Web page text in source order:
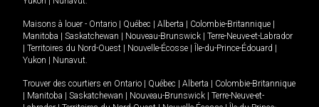
Maisons à louer - Ontario Québec Alberta Colombie-Britannique
Manitoba
Saskatchewan Nouveau-Brunswick
Terre-Neuve-et-Labrador
Territoires du Nord-Ouest Nouvelle-Écosse Île-du-Prince-Édouard
Yukon
Nunavut.
Trouver des courtiers en Ontario Québec Alberta
Colombie-Britannique
Manitoba Saskatchewan Nouveau-Brunswick
Terre-Neuve-et-